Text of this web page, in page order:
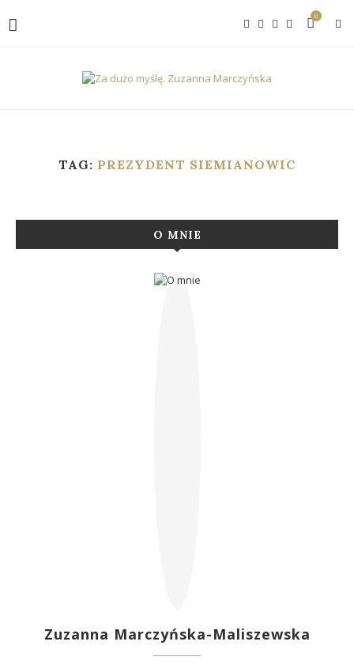
0
TAG: PREZYDENT SIEMIANOWIC
O MNIE
Zuzanna Marczyńska-Maliszewska